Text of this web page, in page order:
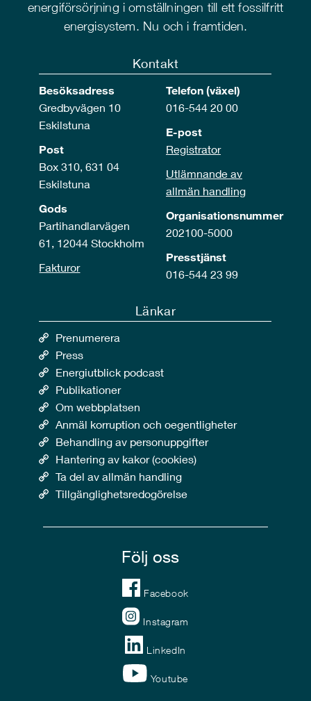
energiförsörjning i omställningen till ett fossilfritt
energisystem. Nu och i framtiden.
Kontakt
Besöksadress
Gredbyvägen 10
Eskilstuna
Post
Box 310, 631 04
Eskilstuna
Gods
Partihandlarvägen
61, 12044 Stockholm
Fakturor
Telefon (växel)
016-544 20 00
E-post
Registrator
Utlämnande av
allmän handling
Organisationsnummer
202100-5000
Presstjänst
016-544 23 99
Länkar
Prenumerera
Press
Energiutblick podcast
Publikationer
Om webbplatsen
Anmäl korruption och oegentligheter
Behandling av personuppgifter
Hantering av kakor (cookies)
Ta del av allmän handling
Tillgänglighetsredogörelse
Följ oss
Facebook
Instagram
LinkedIn
Youtube